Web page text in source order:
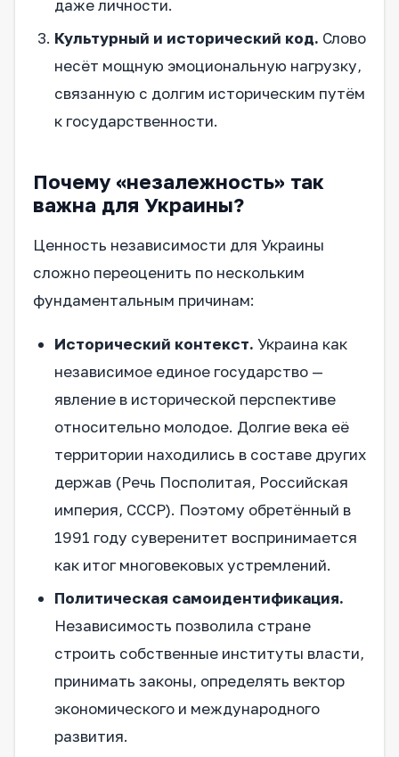
даже личности.
Культурный и исторический код. Слово
несёт мощную эмоциональную нагрузку,
связанную с долгим историческим путём
к государственности.
Почему «незалежность» так
важна для Украины?
Ценность независимости для Украины
сложно переоценить по нескольким
фундаментальным причинам:
Исторический контекст. Украина как
независимое единое государство —
явление в исторической перспективе
относительно молодое. Долгие века её
территории находились в составе других
держав (Речь Посполитая, Российская
империя, СССР). Поэтому обретённый в
1991 году суверенитет воспринимается
как итог многовековых устремлений.
Политическая самоидентификация.
Независимость позволила стране
строить собственные институты власти,
принимать законы, определять вектор
экономического и международного
развития.